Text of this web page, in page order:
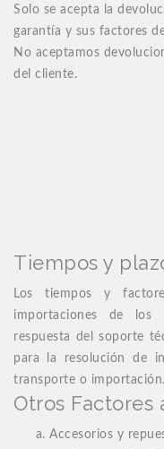
Solo se acepta la
garantía y sus factores
No aceptamos
del cliente.
Tiempos y
Los tiempos y
importaciones de los
respuesta del soporte
para la resolución de
transporte o importación.
Otros Factores
Accesorios y